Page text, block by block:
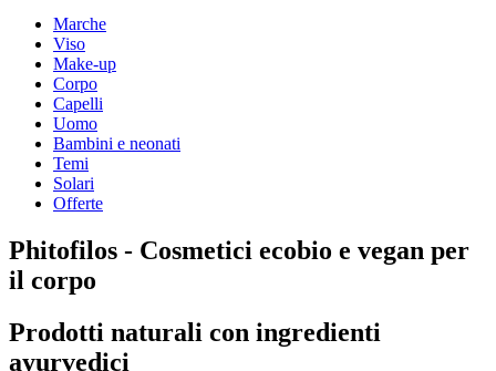
Marche
Viso
Make-up
Corpo
Capelli
Uomo
Bambini e neonati
Temi
Solari
Offerte
Phitofilos - Cosmetici ecobio e vegan per
il corpo
Prodotti naturali con ingredienti
ayurvedici